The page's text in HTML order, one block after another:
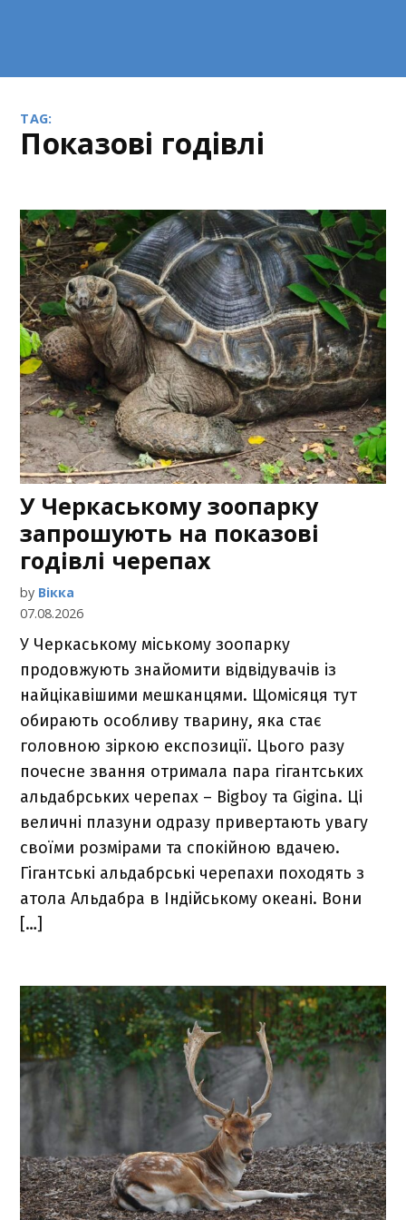
TAG:
показові годівлі
У Черкаському зоопарку
запрошують на показові
годівлі черепах
by Вікка
07.08.2026
У Черкаському міському зоопарку
продовжують знайомити відвідувачів із
найцікавішими мешканцями. Щомісяця тут
обирають особливу тварину, яка стає
головною зіркою експозиції. Цього разу
почесне звання отримала пара гігантських
альдабрських черепах – Bigboy та Gigina. Ці
величні плазуни одразу привертають увагу
своїми розмірами та спокійною вдачею.
Гігантські альдабрські черепахи походять з
атола Альдабра в Індійському океані. Вони
[…]